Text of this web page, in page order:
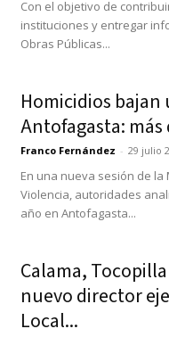
Con el objetivo de
instituciones y entregar
Obras Públicas...
Homicidios bajan
Antofagasta: más
Franco Fernández - 29 julio
En una nueva sesión de la
Violencia, autoridades
año en Antofagasta...
Calama,
nuevo director
Local...